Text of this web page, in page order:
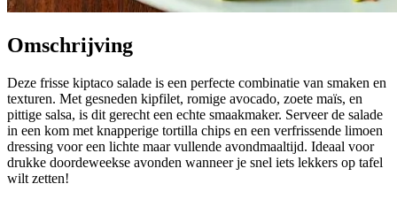
Omschrijving
Deze frisse kiptaco salade is een perfecte combinatie van smaken en
texturen. Met gesneden kipfilet, romige avocado, zoete maïs, en
pittige salsa, is dit gerecht een echte smaakmaker. Serveer de salade
in een kom met knapperige tortilla chips en een verfrissende limoen
dressing voor een lichte maar vullende avondmaaltijd. Ideaal voor
drukke doordeweekse avonden wanneer je snel iets lekkers op tafel
wilt zetten!